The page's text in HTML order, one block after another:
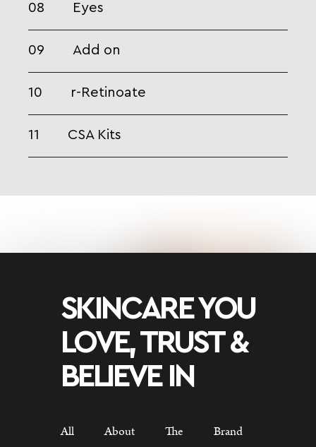
08 Eyes
09 Add on
10 r-Retinoate
11 CSA Kits
SKINCARE YOU
LOVE, TRUST &
BELIEVE IN
All About The Brand